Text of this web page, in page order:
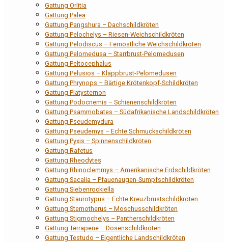
Gattung Orlitia
Gattung Palea
Gattung Pangshura – Dachschildkröten
Gattung Pelochelys – Riesen-Weichschildkröten
Gattung Pelodiscus – Fernöstliche Weichschildkröten
Gattung Pelomedusa – Starrbrust-Pelomedusen
Gattung Peltocephalus
Gattung Pelusios – Klappbrust-Pelomedusen
Gattung Phrynops – Bärtige Krötenkopf-Schildkröten
Gattung Platysternon
Gattung Podocnemis – Schienenschildkröten
Gattung Psammobates – Südafrikanische Landschildkröten
Gattung Pseudemydura
Gattung Pseudemys – Echte Schmuckschildkröten
Gattung Pyxis – Spinnenschildkröten
Gattung Rafetus
Gattung Rheodytes
Gattung Rhinoclemmys – Amerikanische Erdschildkröten
Gattung Sacalia – Pfauenaugen-Sumpfschildkröten
Gattung Siebenrockiella
Gattung Staurotypus – Echte Kreuzbrustschildkröten
Gattung Sternotherus – Moschusschildkröten
Gattung Stigmochelys – Pantherschildkröten
Gattung Terrapene – Dosenschildkröten
Gattung Testudo – Eigentliche Landschildkröten